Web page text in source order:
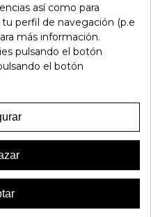
MISMA CATEGORÍA:
así como para
perfil de navegación (p.e
más información.
pulsando el botón
el botón